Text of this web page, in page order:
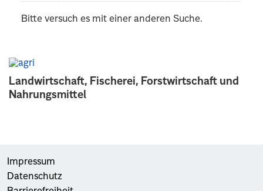
Landwirtschaft, Fischerei, Forstwirtschaft und
Nahrungsmittel
Bitte versuch es mit einer anderen Suche.
Impressum
Datenschutz